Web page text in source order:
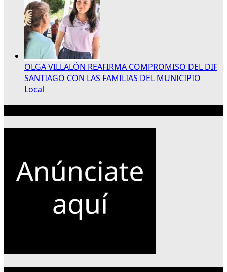
OLGA VILLALÓN REAFIRMA COMPROMISO DEL DIF
SANTIAGO CON LAS FAMILIAS DEL MUNICIPIO
Local